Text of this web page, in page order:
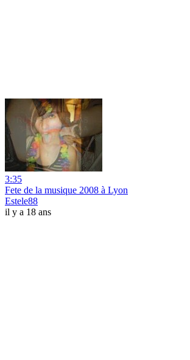
3:35
Fete de la musique 2008 à Lyon
Estele88
il y a 18 ans